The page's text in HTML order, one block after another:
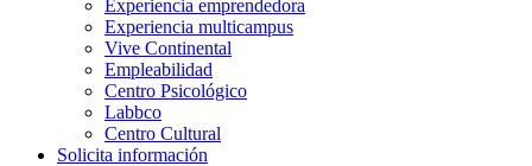
Experiencia emprendedora
Experiencia multicampus
Vive Continental
Empleabilidad
Centro Psicológico
Labbco
Centro Cultural
Solicita información